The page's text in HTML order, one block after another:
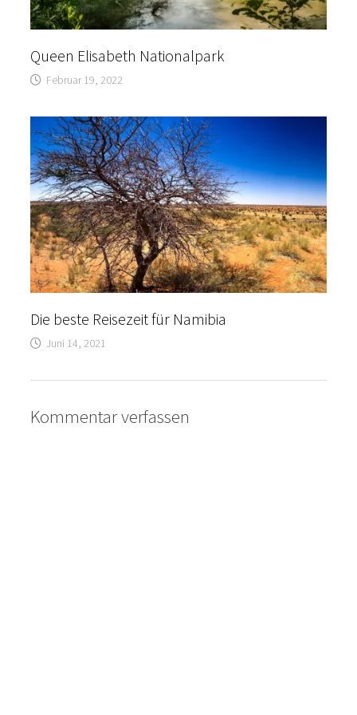
Queen Elisabeth Nationalpark
Februar 19, 2022
Die beste Reisezeit für Namibia
Juni 14, 2021
Kommentar verfassen